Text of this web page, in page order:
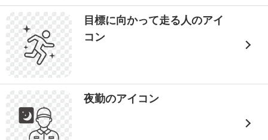
目標に向かって走る人のアイ
コン
夜勤のアイコン